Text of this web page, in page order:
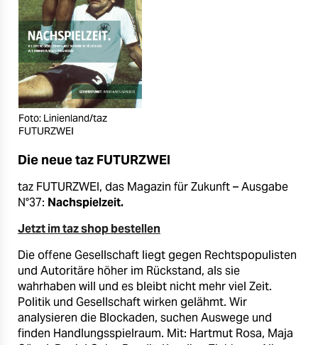
Foto: Linienland/taz
FUTURZWEI
Die neue taz FUTURZWEI
taz FUTURZWEI, das Magazin für Zukunft – Ausgabe
N°37: Nachspielzeit.
Jetzt im taz shop bestellen
Die offene Gesellschaft liegt gegen Rechtspopulisten
und Autoritäre höher im Rückstand, als sie
wahrhaben will und es bleibt nicht mehr viel Zeit.
Politik und Gesellschaft wirken gelähmt. Wir
analysieren die Blockaden, suchen Auswege und
finden Handlungsspielraum. Mit: Hartmut Rosa, Maja